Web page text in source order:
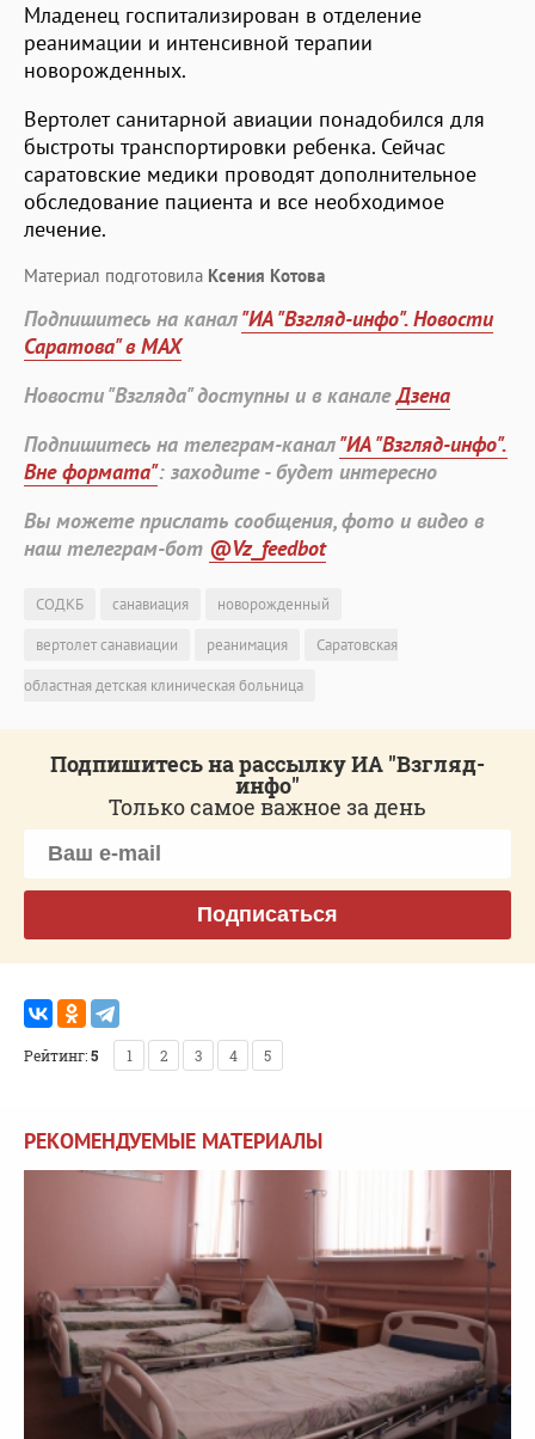
Младенец госпитализирован в отделение
реанимации и интенсивной терапии
новорожденных.
Вертолет санитарной авиации понадобился для
быстроты транспортировки ребенка. Сейчас
саратовские медики проводят дополнительное
обследование пациента и все необходимое
лечение.
Материал подготовила Ксения Котова
Подпишитесь на канал"ИА "Взгляд-инфо". Новости
Саратова" в MAX
Новости "Взгляда" доступны и в каналеДзена
Подпишитесь на телеграм-канал"ИА "Взгляд-инфо".
Вне формата": заходите - будет интересно
Вы можете прислать сообщения, фото и видео в
наш телеграм-бот @Vz_feedbot
СОДКБ санавиация
новорожденный
вертолет санавиации
реанимация
Саратовская
областная детская клиническая больница
Подпишитесь на рассылку ИА "Взгляд-
инфо"
Только самое важное за день
Подписаться
Рейтинг:5 1 2 3 4 5
РЕКОМЕНДУЕМЫЕ МАТЕРИАЛЫ